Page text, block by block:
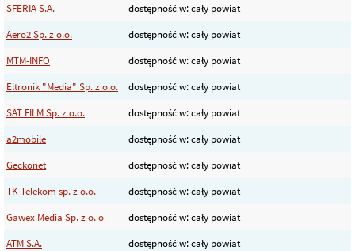
SFERIA S.A.
dostępność w: cały powiat
Aero2 Sp. z o.o.
dostępność w: cały powiat
MTM-INFO
dostępność w: cały powiat
Eltronik "Media" Sp. z o.o.
dostępność w: cały powiat
SAT FILM Sp. z o.o.
dostępność w: cały powiat
a2mobile
dostępność w: cały powiat
Geckonet
dostępność w: cały powiat
TK Telekom sp. z o.o.
dostępność w: cały powiat
Gawex Media Sp. z o. o
dostępność w: cały powiat
ATM S.A.
dostępność w: cały powiat